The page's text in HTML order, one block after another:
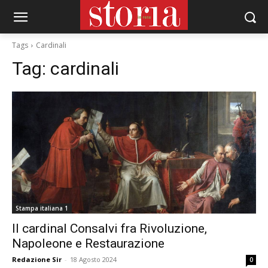
Tags Cardinali
Tag: cardinali
Stampa italiana 1
Il cardinal Consalvi fra Rivoluzione,
Napoleone e Restaurazione
Redazione Sir - 18 Agosto 2024 0